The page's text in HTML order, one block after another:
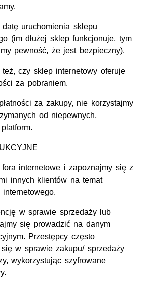
datę uruchomienia sklepu
(im dłużej sklep funkcjonuje, tym
pewność, że jest bezpieczny).
też, czy sklep internetowy oferuje
za pobraniem.
za zakupy, nie korzystajmy
od niepewnych,
fora internetowe i zapoznajmy się z
innych klientów na temat
w sprawie sprzedaży lub
się prowadzić na danym
Przestępcy często
w sprawie zakupu/ sprzedaży
wykorzystując szyfrowane